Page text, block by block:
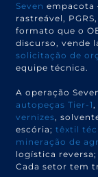
Seven empacota
rastreável,
formato que o
discurso, vende
solicitação de
equipe técnica.
A operação
autopeças Tier-1,
vernizes,
escória;têxtil
mineração de
logística
Cada setor tem